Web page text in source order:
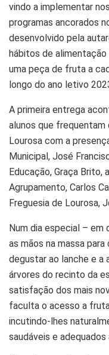
vindo a implementar
programas ancorados
desenvolvido pela
hábitos de
uma peça de fruta a
longo do ano letivo
A primeira entrega
alunos que frequentam
Lourosa com a
Municipal, José
Educação, Graça Brito,
Agrupamento, Carlos
Freguesia de Lourosa,
Num dia especial – em
as mãos na massa
degustar ao lanche e a
árvores do recinto da
satisfação dos mais
faculta o acesso a
incutindo-lhes
saudáveis e adequados